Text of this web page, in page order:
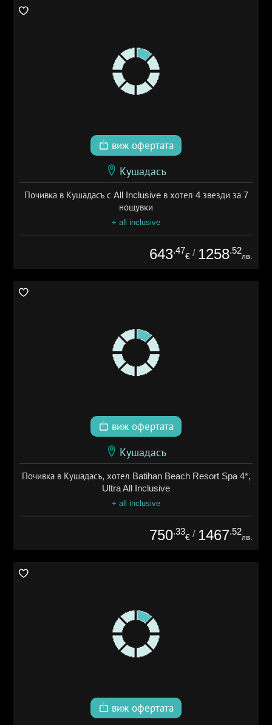
виж офертата
Кушадасъ
Почивка в Кушадасъ с All Inclusive в хотел 4 звезди за 7
нощувки
+ all inclusive
643.47
€ / 1258.52
лв.
виж офертата
Кушадасъ
Почивка в Кушадасъ, хотел Batihan Beach Resort Spa 4*,
Ultra All Inclusive
+ all inclusive
750.33
€ / 1467.52
лв.
виж офертата